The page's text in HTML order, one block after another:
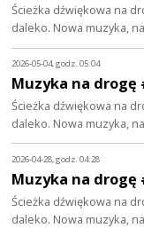
Ścieżka dźwiękowa na
daleko. Nowa muzyka,
2026-05-04, godz. 05:04
Muzyka na drogę
Ścieżka dźwiękowa na
daleko. Nowa muzyka,
2026-04-28, godz. 04:28
Muzyka na drogę
Ścieżka dźwiękowa na
daleko. Nowa muzyka,